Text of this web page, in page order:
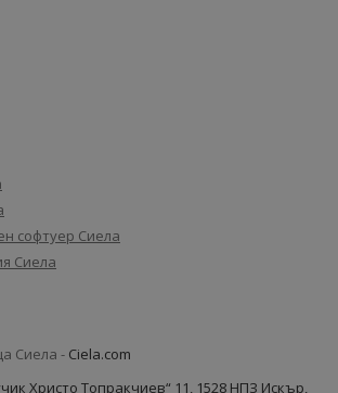
софтуер Сиела
Сиела
Сиела - Ciela.com
Христо Топракчиев“ 11, 1528 НПЗ Искър,